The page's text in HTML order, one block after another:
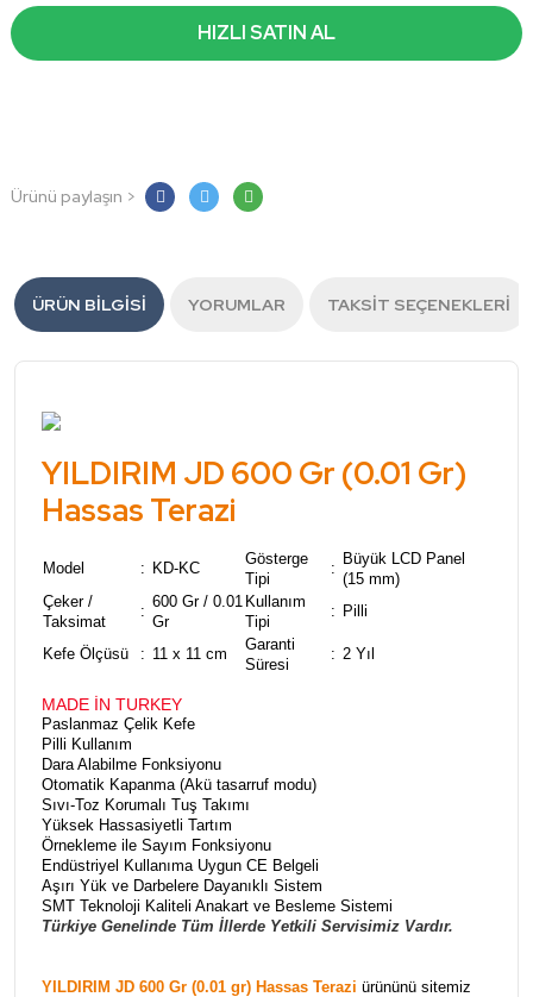
HIZLI SATIN AL
Ürünü paylaşın >
ÜRÜN BILGISI YORUMLAR TAKSIT SEÇENEKLERI
YILDIRIM JD 600 Gr (0.01 Gr)
Hassas Terazi
Model : KD-KC
Gösterge
Tipi
:
Büyük LCD Panel
(15 mm)
Çeker /
Taksimat
:
600 Gr / 0.01
Gr
Kullanım
Tipi
: Pilli
Kefe Ölçüsü : 11 x 11 cm
Garanti
Süresi
: 2 Yıl
MADE İN TURKEY
Paslanmaz Çelik Kefe
Pilli Kullanım
Dara Alabilme Fonksiyonu
Otomatik Kapanma (Akü tasarruf modu)
Sıvı-Toz Korumalı Tuş Takımı
Yüksek Hassasiyetli Tartım
Örnekleme ile Sayım Fonksiyonu
Endüstriyel Kullanıma Uygun CE Belgeli
Aşırı Yük ve Darbelere Dayanıklı Sistem
SMT Teknoloji Kaliteli Anakart ve Besleme Sistemi
Türkiye Genelinde Tüm İllerde Yetkili Servisimiz Vardır.
YILDIRIM JD 600 Gr (0.01 gr) Hassas Terazi ürününü sitemiz